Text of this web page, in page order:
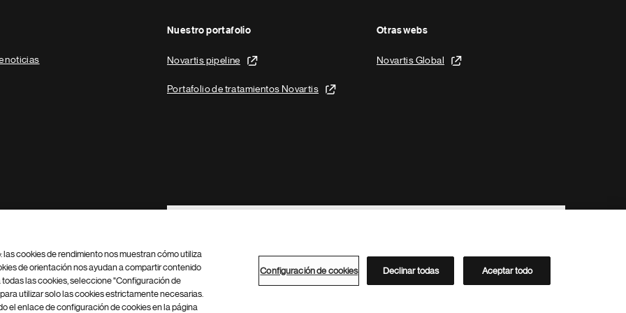
noticias
Nuestro portafolio
Novartis pipeline
Portafolio de tratamientos Novartis
Otras webs
Novartis Global
Footer Site Search
Configuración de cookies Mapa del sitio
Directorio de Novartis
cookies de rendimiento nos muestran cómo utiliza
de orientación nos ayudan a compartir contenido
las cookies, seleccione "Configuración de
utilizar solo las cookies estrictamente necesarias.
el enlace de configuración de cookies en la página
Configuración de cookies Declinar todas Aceptar todo